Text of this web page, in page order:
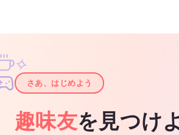
✦
✧
さあ、はじめよう
趣味友を見つけ